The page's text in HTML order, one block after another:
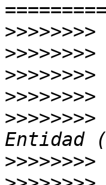
>>>>>>>>
>>>>>>>>
>>>>>>>>
>>>>>>>>
>>>>>>>>
>>>>>>>>